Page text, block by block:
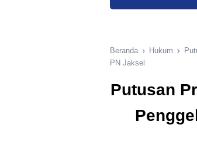
Beranda Hukum
PN Jaksel
Putusan